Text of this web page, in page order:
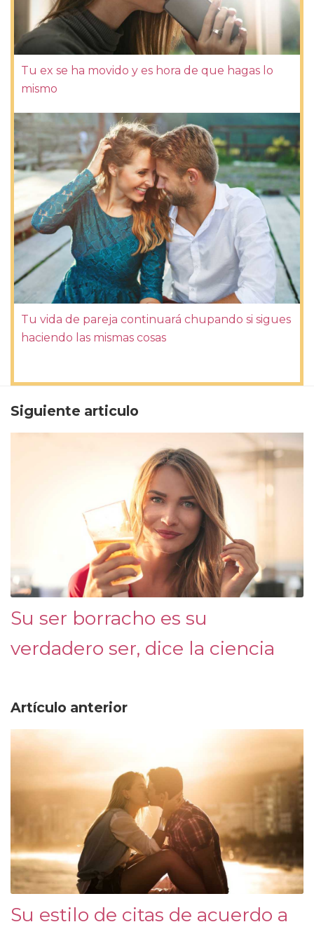
Tu ex se ha movido y es hora de que hagas lo
mismo
Tu vida de pareja continuará chupando si sigues
haciendo las mismas cosas
Siguiente articulo
Su ser borracho es su
verdadero ser, dice la ciencia
Artículo anterior
Su estilo de citas de acuerdo a